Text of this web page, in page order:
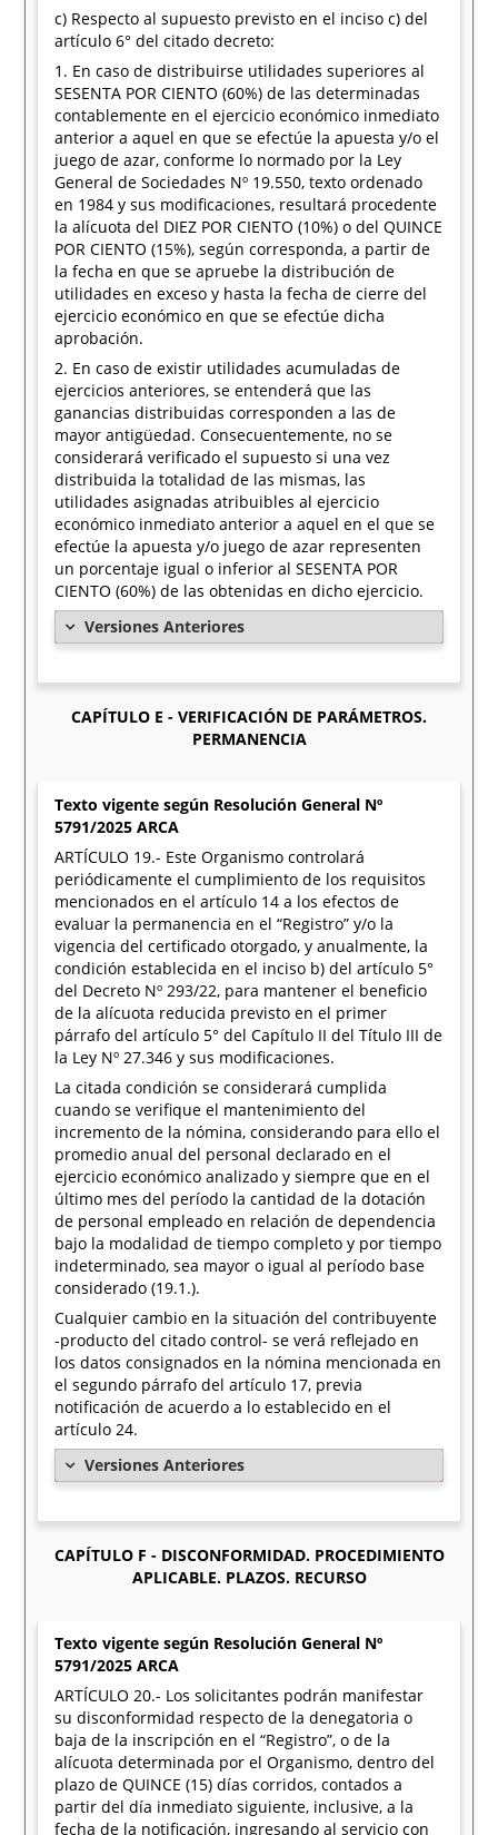
c) Respecto al supuesto previsto en el inciso c) del
artículo 6° del citado decreto:
1. En caso de distribuirse utilidades superiores al
SESENTA POR CIENTO (60%) de las determinadas
contablemente en el ejercicio económico inmediato
anterior a aquel en que se efectúe la apuesta y/o el
juego de azar, conforme lo normado por la Ley
General de Sociedades Nº 19.550, texto ordenado
en 1984 y sus modificaciones, resultará procedente
la alícuota del DIEZ POR CIENTO (10%) o del QUINCE
POR CIENTO (15%), según corresponda, a partir de
la fecha en que se apruebe la distribución de
utilidades en exceso y hasta la fecha de cierre del
ejercicio económico en que se efectúe dicha
aprobación.
2. En caso de existir utilidades acumuladas de
ejercicios anteriores, se entenderá que las
ganancias distribuidas corresponden a las de
mayor antigüedad. Consecuentemente, no se
considerará verificado el supuesto si una vez
distribuida la totalidad de las mismas, las
utilidades asignadas atribuibles al ejercicio
económico inmediato anterior a aquel en el que se
efectúe la apuesta y/o juego de azar representen
un porcentaje igual o inferior al SESENTA POR
CIENTO (60%) de las obtenidas en dicho ejercicio.
Versiones Anteriores
CAPÍTULO E - VERIFICACIÓN DE PARÁMETROS.
PERMANENCIA
Texto vigente según Resolución General Nº
5791/2025 ARCA
ARTÍCULO 19.- Este Organismo controlará
periódicamente el cumplimiento de los requisitos
mencionados en el artículo 14 a los efectos de
evaluar la permanencia en el “Registro” y/o la
vigencia del certificado otorgado, y anualmente, la
condición establecida en el inciso b) del artículo 5°
del Decreto Nº 293/22, para mantener el beneficio
de la alícuota reducida previsto en el primer
párrafo del artículo 5° del Capítulo II del Título III de
la Ley Nº 27.346 y sus modificaciones.
La citada condición se considerará cumplida
cuando se verifique el mantenimiento del
incremento de la nómina, considerando para ello el
promedio anual del personal declarado en el
ejercicio económico analizado y siempre que en el
último mes del período la cantidad de la dotación
de personal empleado en relación de dependencia
bajo la modalidad de tiempo completo y por tiempo
indeterminado, sea mayor o igual al período base
considerado (19.1.).
Cualquier cambio en la situación del contribuyente
-producto del citado control- se verá reflejado en
los datos consignados en la nómina mencionada en
el segundo párrafo del artículo 17, previa
notificación de acuerdo a lo establecido en el
artículo 24.
Versiones Anteriores
CAPÍTULO F - DISCONFORMIDAD. PROCEDIMIENTO
APLICABLE. PLAZOS. RECURSO
Texto vigente según Resolución General Nº
5791/2025 ARCA
ARTÍCULO 20.- Los solicitantes podrán manifestar
su disconformidad respecto de la denegatoria o
baja de la inscripción en el “Registro”, o de la
alícuota determinada por el Organismo, dentro del
plazo de QUINCE (15) días corridos, contados a
partir del día inmediato siguiente, inclusive, a la
fecha de la notificación, ingresando al servicio con